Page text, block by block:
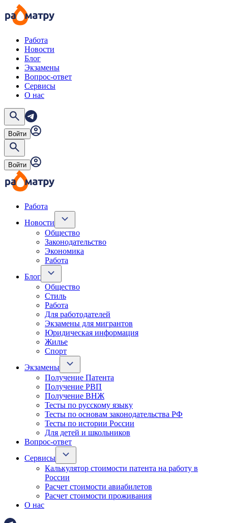
Работа
Новости
Блог
Экзамены
Вопрос-ответ
Сервисы
О нас
Войти
Войти
Работа
Новости
Общество
Законодательство
Экономика
Работа
Блог
Общество
Стиль
Работа
Для работодателей
Экзамены для мигрантов
Юридическая информация
Жилье
Спорт
Экзамены
Получение Патента
Получение РВП
Получение ВНЖ
Тесты по русскому языку
Тесты по основам законодательства РФ
Тесты по истории России
Для детей и школьников
Вопрос-ответ
Сервисы
Калькулятор стоимости патента на работу в
России
Расчет стоимости авиабилетов
Расчет стоимости проживания
О нас